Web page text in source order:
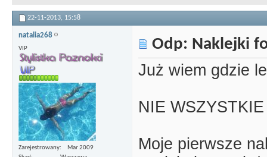
22-11-2013, 15:58
natalia268
VIP
Zarejestrowany
Mar 2009
Odp: Naklejki
Już wiem gdzie
NIE
Moje pierwsze